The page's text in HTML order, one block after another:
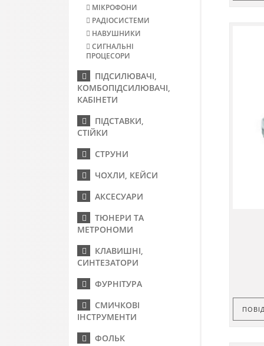
МІКРОФОНИ
РАДІОСИСТЕМИ
НАВУШНИКИ
СИГНАЛЬНІ
ПРОЦЕСОРИ
ПІДСИЛЮВАЧІ,
КОМБОПІДСИЛЮВАЧІ,
КАБІНЕТИ
ПІДСТАВКИ,
СТІЙКИ
СТРУНИ
ЧОХЛИ, КЕЙСИ
АКСЕСУАРИ
ТЮНЕРИ ТА
МЕТРОНОМИ
КЛАВИШНІ,
СИНТЕЗАТОРИ
ФУРНІТУРА
СМИЧКОВІ
ІНСТРУМЕНТИ
ФОЛЬК